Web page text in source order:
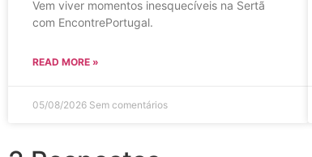
Vem viver momentos inesquecíveis na Sertã
com EncontrePortugal.
READ MORE »
05/08/2026 Sem comentários